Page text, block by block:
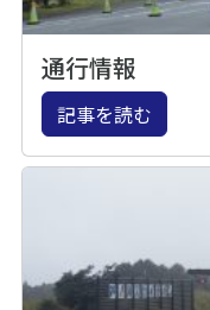
通行情報
記事を読む